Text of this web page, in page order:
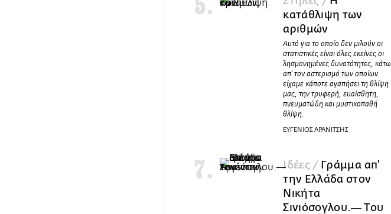
κατάθλιψη των
αριθμών
Aυτό για το οποίο δεν μιλούν οι
στατιστικές είναι όλες εκείνες οι
λησμονημένες δυνατότητες, κάτω
απ' τον αστερισμό των οποίων
είχαμε κάποτε αγαπήσει τη θλίψη
μας, την τρυφερή, ευαίσθητη,
πνευματώδη και μυστικοπαθή
θλίψη.
ΕΥΓΕΝΙΟΣ ΑΡΑΝΙΤΣΗΣ
Ιδέες / Γράμμα απ'
την Ελλάδα στον
Νικήτα
Σινιόσογλου.― Του